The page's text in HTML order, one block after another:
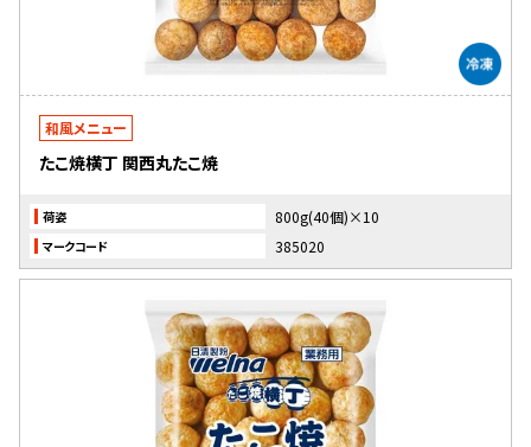
和風メニュー
たこ焼横丁 関西丸たこ焼
荷姿 800g(40個)×10
マークコード 385020